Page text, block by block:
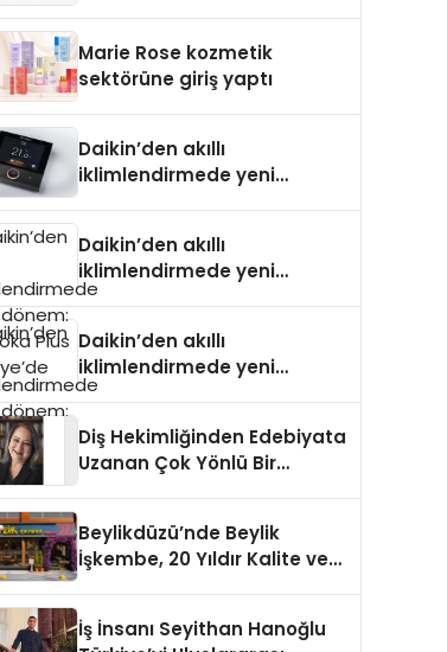
Aldı
Marie Rose kozmetik
sektörüne giriş yaptı
Daikin’den akıllı
iklimlendirmede yeni
Daikin’den akıllı
iklimlendirmede yeni
dönem: Madoka Plus
Daikin’den akıllı
iklimlendirmede yeni
dönem: Madoka Plus
Diş Hekimliğinden Edebiyata
Uzanan Çok Yönlü Bir
Beylikdüzü’nde Beylik
İşkembe, 20 Yıldır Kalite ve
İş İnsanı Seyithan Hanoğlu